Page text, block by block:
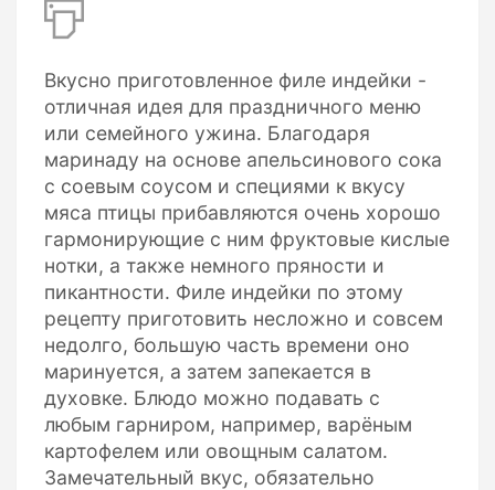
Вкусно приготовленное филе индейки -
отличная идея для праздничного меню
или семейного ужина. Благодаря
маринаду на основе апельсинового сока
с соевым соусом и специями к вкусу
мяса птицы прибавляются очень хорошо
гармонирующие с ним фруктовые кислые
нотки, а также немного пряности и
пикантности. Филе индейки по этому
рецепту приготовить несложно и совсем
недолго, большую часть времени оно
маринуется, а затем запекается в
духовке. Блюдо можно подавать с
любым гарниром, например, варёным
картофелем или овощным салатом.
Замечательный вкус, обязательно